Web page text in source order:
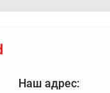
Наш адрес: